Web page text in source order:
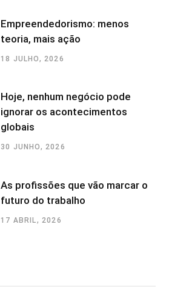
Empreendedorismo: menos
teoria, mais ação
18 JULHO, 2026
Hoje, nenhum negócio pode
ignorar os acontecimentos
globais
30 JUNHO, 2026
As profissões que vão marcar o
futuro do trabalho
17 ABRIL, 2026